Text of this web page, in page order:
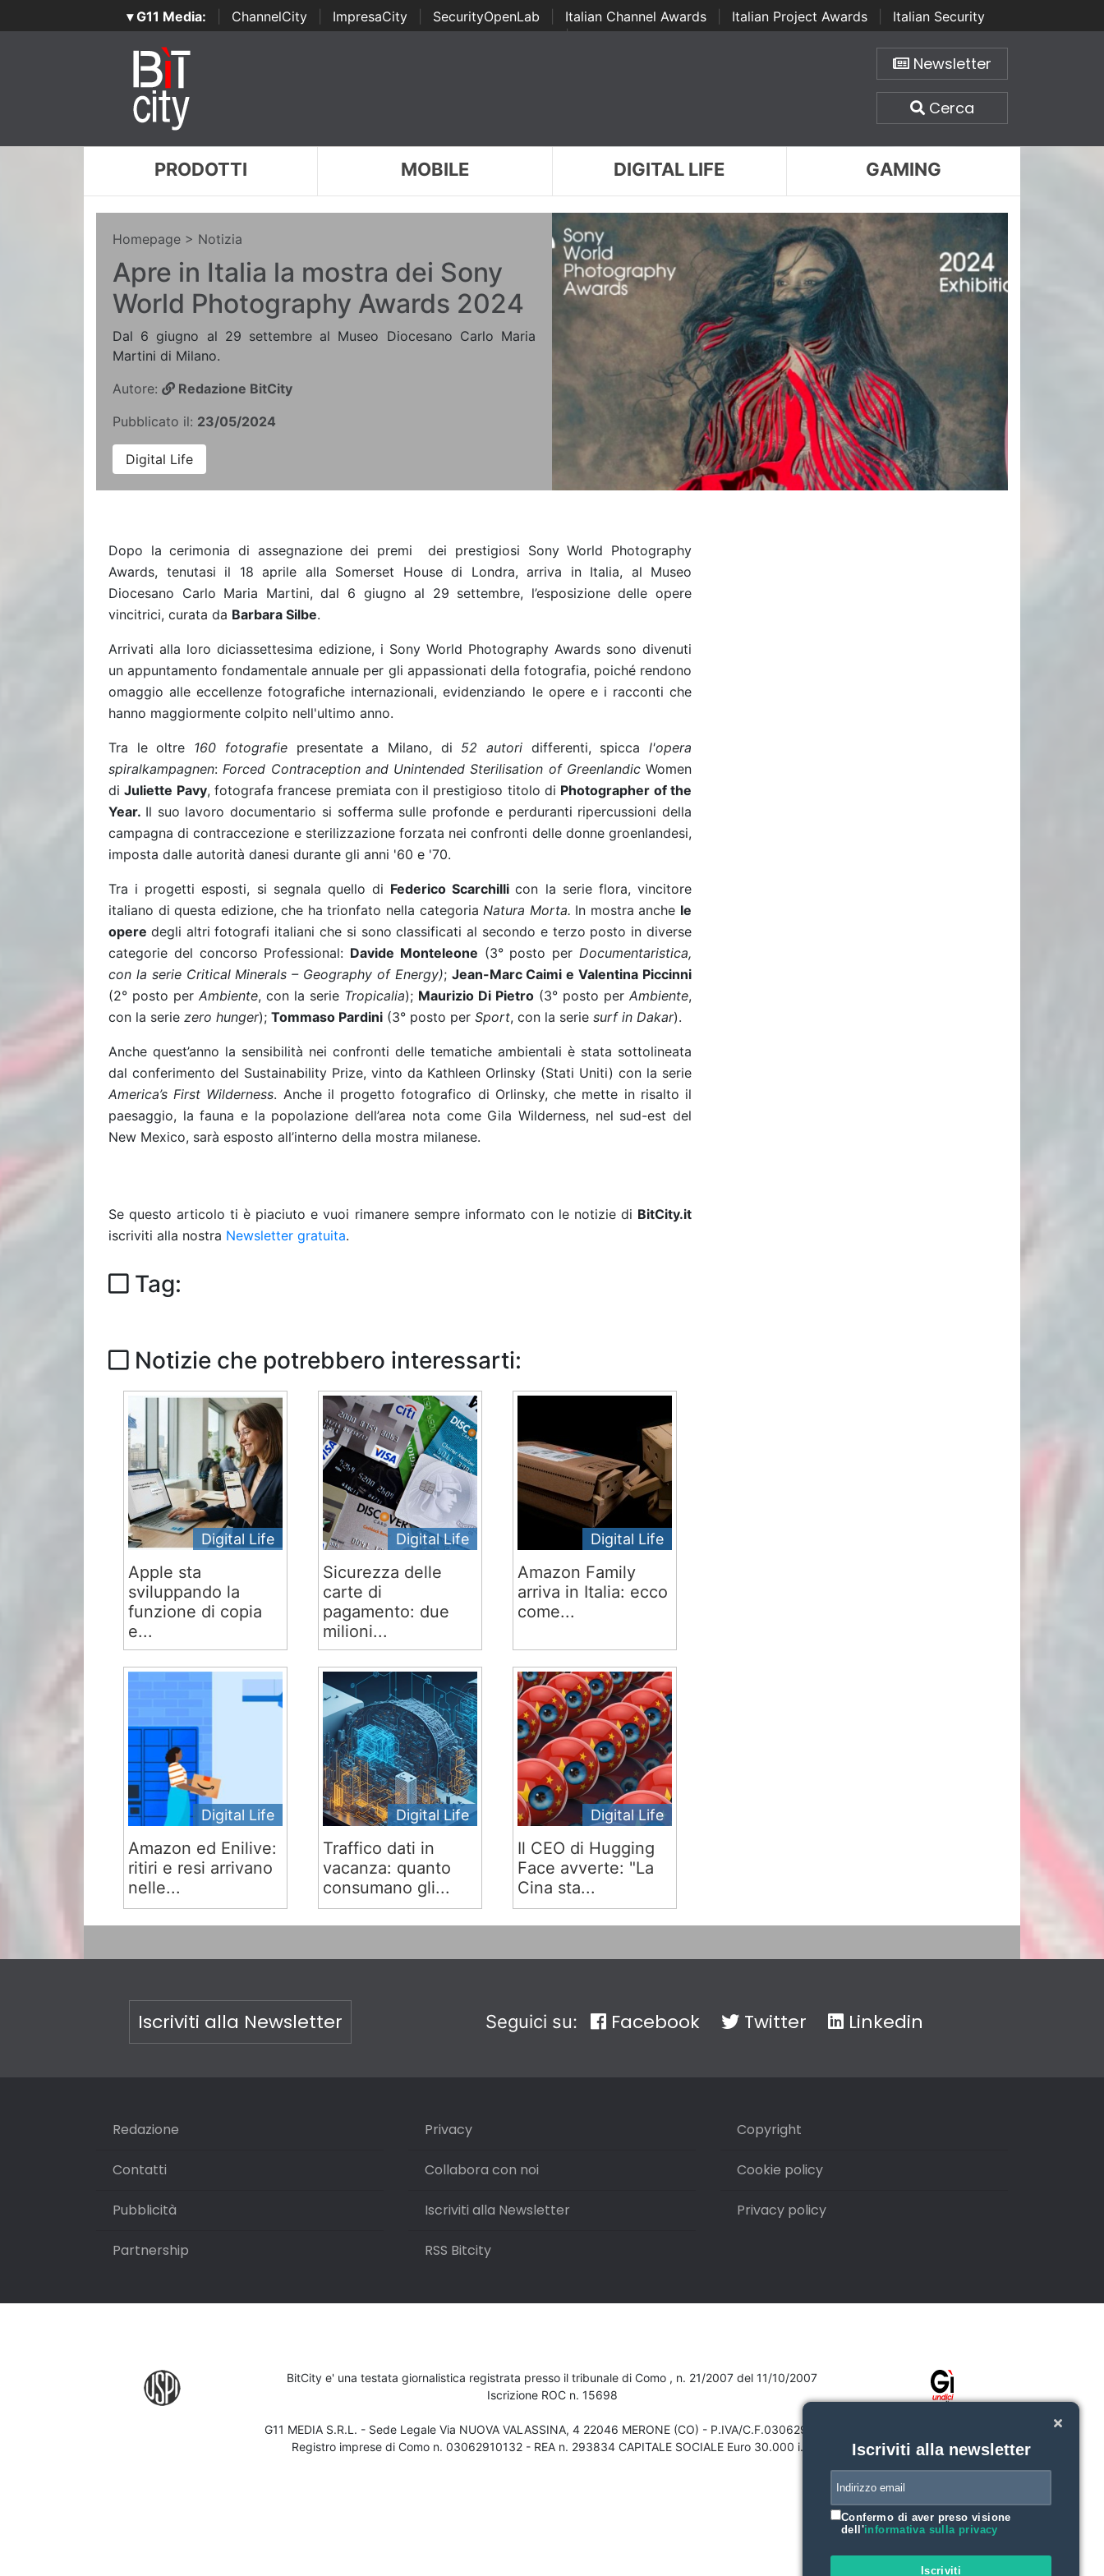
▾ G11 Media: ChannelCity ImpresaCity SecurityOpenLab Italian Channel Awards Italian Project Awards
Italian Security
Awards | ...
Newsletter
Cerca
PRODOTTI MOBILE DIGITAL LIFE GAMING
Homepage > Notizia
Apre in Italia la mostra dei ​Sony
World Photography Awards 2024
Dal 6 giugno al 29 settembre al Museo Diocesano Carlo Maria
Martini di Milano.
Autore:
Redazione BitCity
Pubblicato il: 23/05/2024
Digital Life
Dopo la cerimonia di assegnazione dei premi ​ dei prestigiosi Sony World Photography
Awards, tenutasi il 18 aprile alla Somerset House di Londra, arriva in Italia, al Museo
Diocesano Carlo Maria Martini, dal 6 giugno al 29 settembre, l’esposizione delle opere
vincitrici, curata da Barbara Silbe.
Arrivati alla loro diciassettesima edizione, i Sony World Photography Awards sono divenuti
un appuntamento fondamentale annuale per gli appassionati della fotografia, poiché rendono
omaggio alle eccellenze fotografiche internazionali, evidenziando le opere e i racconti che
hanno maggiormente colpito nell'ultimo anno.
Tra le oltre 160 fotografie presentate a Milano, di 52 autori differenti, spicca
l'opera
spiralkampagnen: Forced Contraception and Unintended Sterilisation of Greenlandic Women
di Juliette Pavy, fotografa francese premiata con il prestigioso titolo di Photographer of the
Year. Il suo lavoro documentario si sofferma sulle profonde e perduranti ripercussioni della
campagna di contraccezione e sterilizzazione forzata nei confronti delle donne groenlandesi,
imposta dalle autorità danesi durante gli anni '60 e '70.
Tra i progetti esposti, si segnala quello di Federico Scarchilli con la serie flora, vincitore
italiano di questa edizione, che ha trionfato nella categoria Natura Morta. In mostra anche le
opere degli altri fotografi italiani che si sono classificati al secondo e terzo posto in diverse
categorie del concorso Professional: Davide Monteleone (3° posto perDocumentaristica,
con la serie Critical Minerals – Geography of Energy); Jean-Marc Caimi e Valentina Piccinni
(2° posto per Ambiente, con la serie Tropicalia); Maurizio Di Pietro (3° posto per Ambiente,
con la serie zero hunger); Tommaso Pardini (3° posto per Sport, con la serie surf in Dakar).
Anche quest’anno la sensibilità nei confronti delle tematiche ambientali è stata sottolineata
dal conferimento del Sustainability Prize, vinto da Kathleen Orlinsky (Stati Uniti) con la serie
America’s First Wilderness. Anche il progetto fotografico di Orlinsky, che mette in risalto il
paesaggio, la fauna e la popolazione dell’area nota come Gila Wilderness, nel sud-est del
New Mexico, sarà esposto all’interno della mostra milanese.
Se questo articolo ti è piaciuto e vuoi rimanere sempre informato con le notizie di BitCity.it
iscriviti alla nostra Newsletter gratuita.
Tag:
Notizie che potrebbero interessarti:
Digital Life
Apple sta
sviluppando la
funzione di copia
e...
Digital Life
Sicurezza delle
carte di
pagamento: due
milioni...
Digital Life
Amazon Family
arriva in Italia: ecco
come...
Digital Life
Amazon ed Enilive:
ritiri e resi arrivano
nelle...
Digital Life
Traffico dati in
vacanza: quanto
consumano gli...
Digital Life
Il CEO di Hugging
Face avverte: "La
Cina sta...
Iscriviti alla Newsletter Seguici su: Facebook Twitter Linkedin
Redazione
Contatti
Pubblicità
Partnership
Privacy
Collabora con noi
Iscriviti alla Newsletter
RSS Bitcity
Copyright
Cookie policy
Privacy policy
BitCity e' una testata giornalistica registrata presso il tribunale di Como , n. 21/2007 del 11/10/2007
Iscrizione ROC n. 15698
G11 MEDIA S.R.L. - Sede Legale Via NUOVA VALASSINA, 4 22046 MERONE (CO) - P.IVA/C.F.03062910132
Registro imprese di Como n. 03062910132 - REA n. 293834 CAPITALE SOCIALE Euro 30.000 i.v.
Iscriviti alla newsletter
Confermo di aver preso visione
dell'informativa sulla privacy
Iscriviti